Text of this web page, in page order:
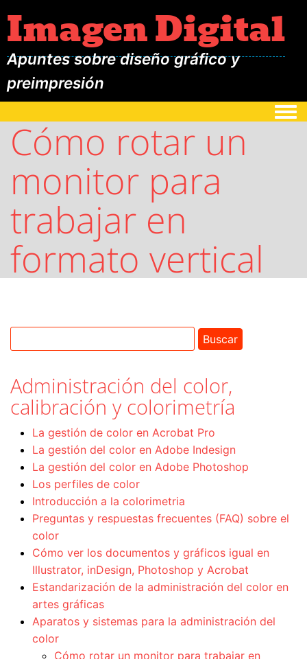
Imagen Digital
Apuntes sobre diseño gráfico y
preimpresión
Cómo rotar un
monitor para
trabajar en
formato vertical
Administración del color,
calibración y colorimetría
La gestión de color en Acrobat Pro
La gestión del color en Adobe Indesign
La gestión del color en Adobe Photoshop
Los perfiles de color
Introducción a la colorimetria
Preguntas y respuestas frecuentes (FAQ) sobre el
color
Cómo ver los documentos y gráficos igual en
Illustrator, inDesign, Photoshop y Acrobat
Estandarización de la administración del color en
artes gráficas
Aparatos y sistemas para la administración del
color
Cómo rotar un monitor para trabajar en